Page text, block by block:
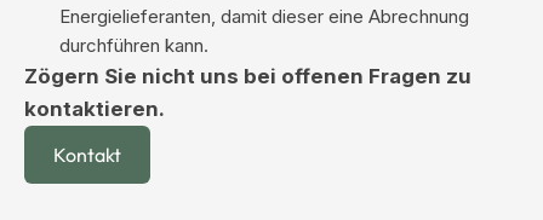
Energielieferanten, damit dieser eine Abrechnung
durchführen kann.
Zögern Sie nicht uns bei offenen Fragen zu
kontaktieren.
Kontakt